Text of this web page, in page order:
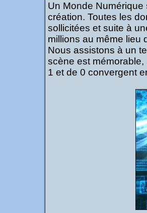
Un Monde
création. Toutes les
sollicitées et suite à
millions au même lieu
Nous assistons à un
scène est
1 et de 0 convergent